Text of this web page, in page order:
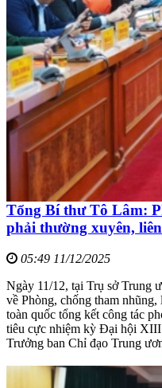
Tổng Bí thư Tô Lâm:
phải thường xuyên,
05:49 11/12/2025
Ngày 11/12, tại Trụ sở Trung
về Phòng, chống tham
toàn quốc tổng kết công tác
tiêu cực nhiệm kỳ Đại hội
Trưởng ban Chỉ đạo Trung